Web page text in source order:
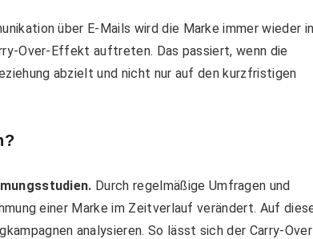
über E-Mails wird die Marke immer wieder
Over-Effekt auftreten. Das passiert, wenn die
abzielt und nicht nur auf den kurzfristigen
Durch regelmäßige Umfragen und
einer Marke im Zeitverlauf verändert. Auf
analysieren. So lässt sich der Carry-